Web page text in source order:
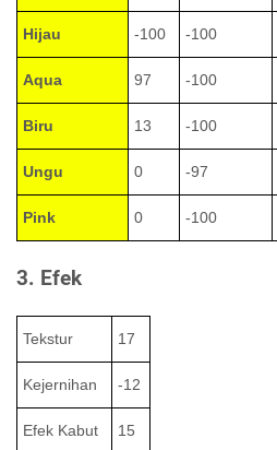
Hijau -100 -100
Aqua 97 -100
Biru 13 -100
Ungu 0 -97
Pink 0 -100
3. Efek
Tekstur 17
Kejernihan -12
Efek Kabut 15